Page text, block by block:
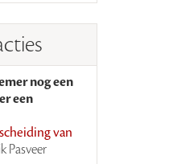
nog een
een
van
Pasveer